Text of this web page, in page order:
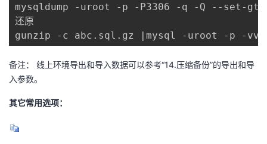
mysqldump -uroot -p -P3306 -q -Q --set-
还原
gunzip -c abc.sql.gz |mysql -uroot -p -
备注： 线上环境导出和导入数据可以参考“14.压缩备份”的导出和导
入参数。
其它常用选项：